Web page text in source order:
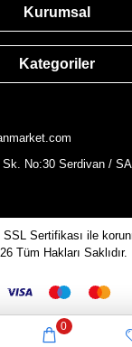
Kurumsal
Kategoriler
Sk. No:30 Serdivan /
Sertifikası ile
Tüm Hakları Saklıdır.
0